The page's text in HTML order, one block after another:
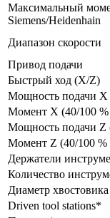
Максимальный
Siemens/Heidenhain
Диапазон скорости
Привод подачи
Быстрый ход (X/Z)
Мощность подачи X
Момент X (40/100 %
Мощность подачи Z
Момент Z (40/100 %
Держатели
Количество
Диаметр
Driven tool stations*